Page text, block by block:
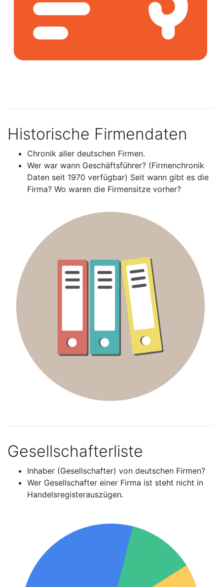
Historische Firmendaten
Chronik aller deutschen Firmen.
Wer war wann Geschäftsführer? (Firmenchronik
Daten seit 1970 verfügbar) Seit wann gibt es die
Firma? Wo waren die Firmensitze vorher?
Gesellschafterliste
Inhaber (Gesellschafter) von deutschen Firmen?
Wer Gesellschafter einer Firma ist steht nicht in
Handelsregisterauszügen.